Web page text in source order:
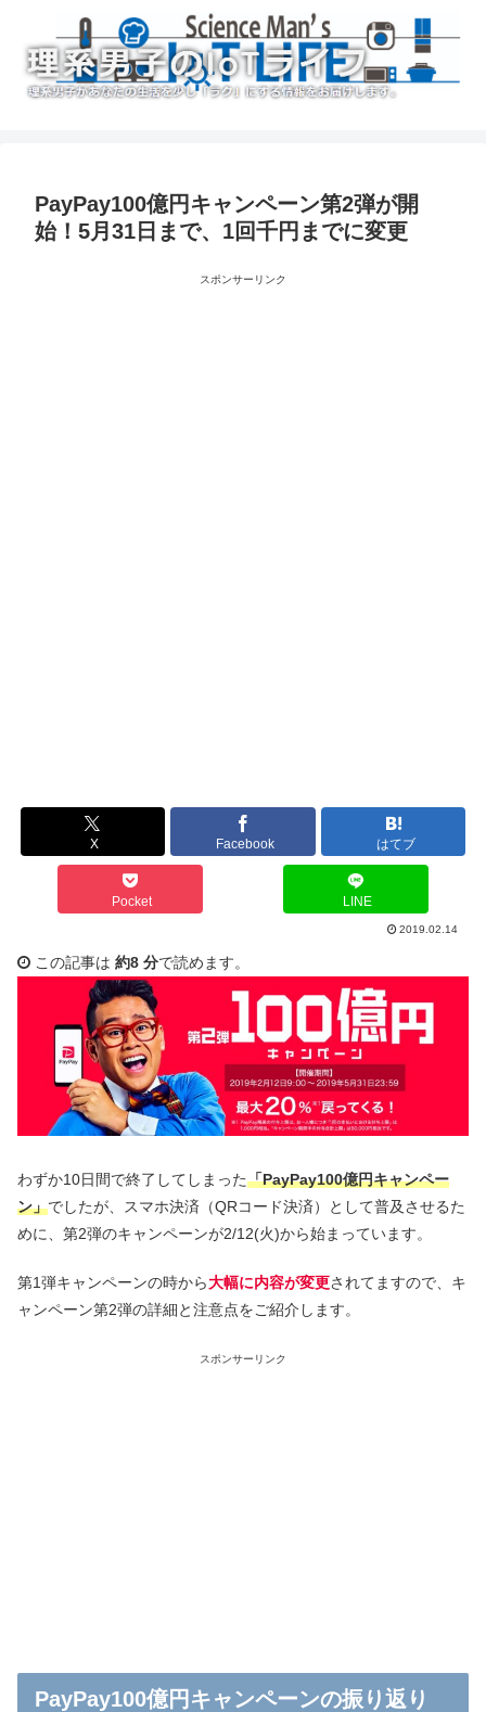
PayPay100億円キャンペーン第2弾が開
始！5月31日まで、1回千円までに変更
スポンサーリンク
X Facebook はてブ
Pocket LINE
2019.02.14
この記事は 約8 分で読めます。
わずか10日間で終了してしまった「PayPay100億円キャンペー
ン」でしたが、スマホ決済（QRコード決済）として普及させるた
めに、第2弾のキャンペーンが2/12(火)から始まっています。
第1弾キャンペーンの時から大幅に内容が変更されてますので、キ
ャンペーン第2弾の詳細と注意点をご紹介します。
スポンサーリンク
PayPay100億円キャンペーンの振り返り